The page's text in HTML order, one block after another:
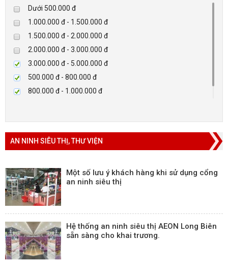
Paradox-Canada
D-max
HIKVISON
Eguard
Khác
Rapiscan
Dưới 500.000 đ
1.000.000 đ - 1.500.000 đ
1.500.000 đ - 2.000.000 đ
2.000.000 đ - 3.000.000 đ
3.000.000 đ - 5.000.000 đ
500.000 đ - 800.000 đ
800.000 đ - 1.000.000 đ
AN NINH SIÊU THỊ, THƯ VIỆN
Một số lưu ý khách hàng khi sử dụng cổng
an ninh siêu thị
Hệ thống an ninh siêu thị AEON Long Biên
sẵn sàng cho khai trương.